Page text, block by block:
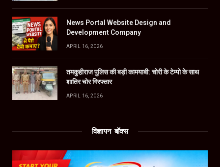
News Portal Website Design and
Development Company
APRIL 16, 2026
तमकुहीराज पुलिस की बड़ी कामयाबी: चोरी के टेम्पो के साथ
शातिर चोर गिरफ्तार
APRIL 16, 2026
विज्ञापन बॉक्स